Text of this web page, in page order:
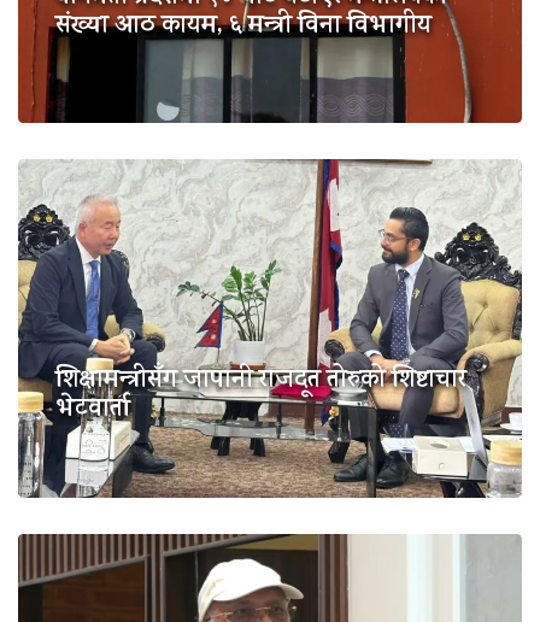
संख्या आठ कायम, ६ मन्त्री विना विभागीय
शिक्षामन्त्रीसँग जापानी राजदूत तोरुको शिष्टाचार
भेटवार्ता